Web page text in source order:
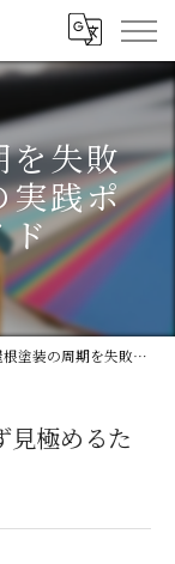
を失敗
実践ポ
ド
外壁屋根塗装の周期を失敗せず見極めるための実践ポイント完全ガイド
見極めるた